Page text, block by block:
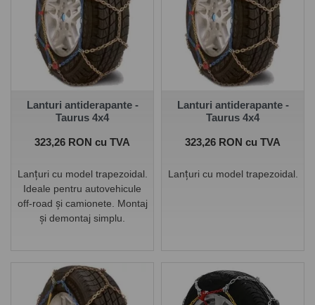
Lanturi antiderapante -
Taurus 4x4
Pret
323,26 RON cu TVA
Lanțuri cu model trapezoidal.
Ideale pentru autovehicule
off-road și camionete. Montaj
și demontaj simplu.
Lanturi antiderapante -
Taurus 4x4
Pret
323,26 RON cu TVA
Lanțuri cu model trapezoidal.